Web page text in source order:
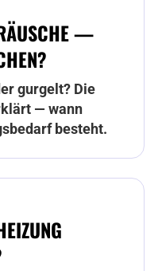
—
gurgelt? Die
— wann
besteht.